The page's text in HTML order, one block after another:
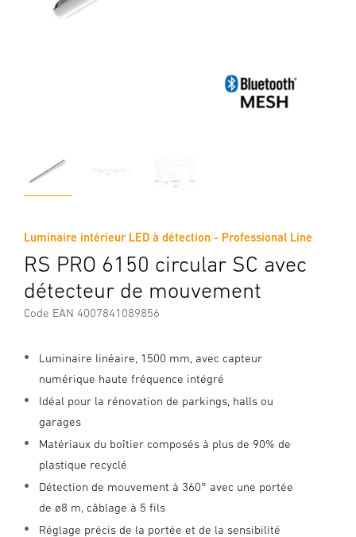
Luminaire intérieur LED à détection - Professional Line
RS PRO 6150 circular SC avec
détecteur de mouvement
Code EAN 4007841089856
Luminaire linéaire, 1500 mm, avec capteur
numérique haute fréquence intégré
Idéal pour la rénovation de parkings, halls ou
garages
Matériaux du boîtier composés à plus de 90% de
plastique recyclé
Détection de mouvement à 360° avec une portée
de ø8 m, câblage à 5 fils
Réglage précis de la portée et de la sensibilité